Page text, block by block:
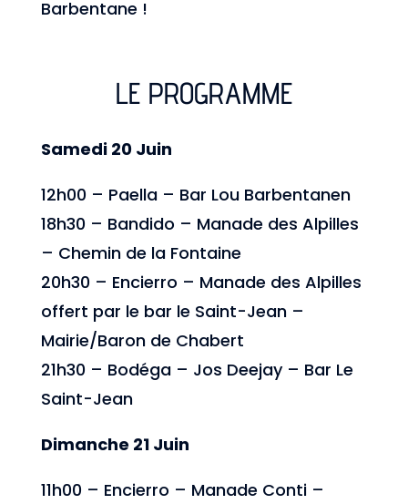
Barbentane !
LE PROGRAMME
Samedi 20 Juin
12h00 – Paella – Bar Lou Barbentanen
18h30 – Bandido – Manade des Alpilles
– Chemin de la Fontaine
20h30 – Encierro – Manade des Alpilles
offert par le bar le Saint-Jean –
Mairie/Baron de Chabert
21h30 – Bodéga – Jos Deejay – Bar Le
Saint-Jean
Dimanche 21 Juin
11h00 – Encierro – Manade Conti –